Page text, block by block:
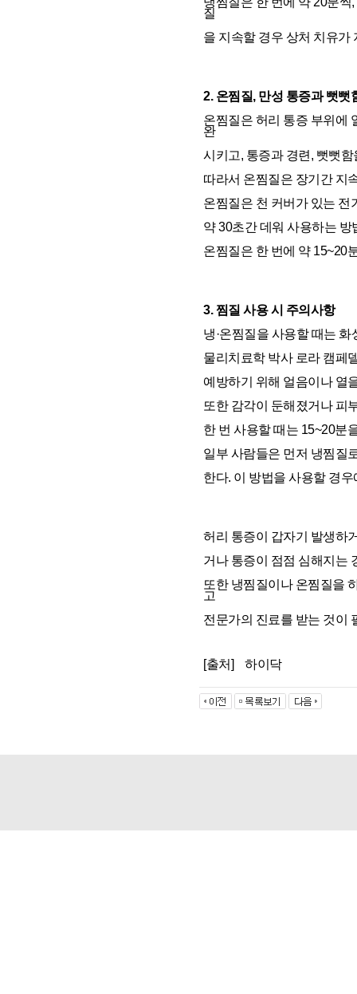
질
을 지속할 경우 상처 치유가
2. 온찜질, 만성 통증과 뻣뻣
온찜질은 허리 통증 부위에
완
시키고, 통증과 경련, 뻣뻣
따라서 온찜질은 장기간 지
온찜질은 천 커버가 있는 전
약 30초간 데워 사용하는
온찜질은 한 번에 약 15~20
3. 찜질 사용 시 주의사항
냉·온찜질을 사용할 때는
물리치료학 박사 로라 캠페
예방하기 위해 얼음이나 열
또한 감각이 둔해졌거나 피
한 번 사용할 때는 15~20분
일부 사람들은 먼저 냉찜질
한다. 이 방법을 사용할 경
허리 통증이 갑자기 발생하
거나 통증이 점점 심해지는
또한 냉찜질이나 온찜질을
고
전문가의 진료를 받는 것이
[출처] 하이닥